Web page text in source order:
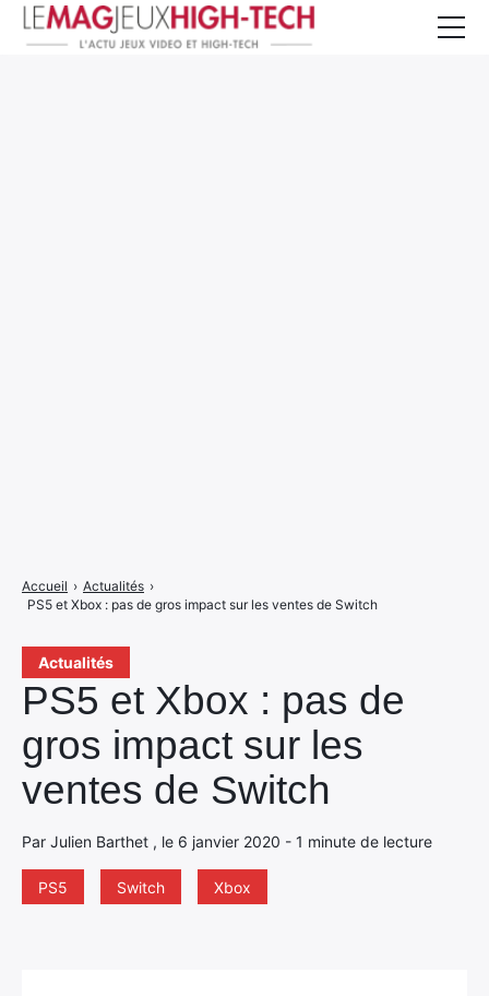
Actualités
PS5 et Xbox : pas de
gros impact sur les
ventes de Switch
Par Julien Barthet , le 6 janvier 2020 - 1 minute de lecture
PS5 Switch Xbox
Accueil › Actualités ›
PS5 et Xbox : pas de gros impact sur les ventes de Switch